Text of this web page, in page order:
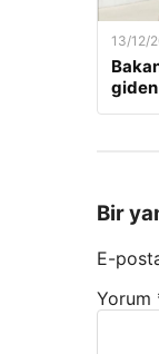
13/12/
giden
Bir
E-
Yorum